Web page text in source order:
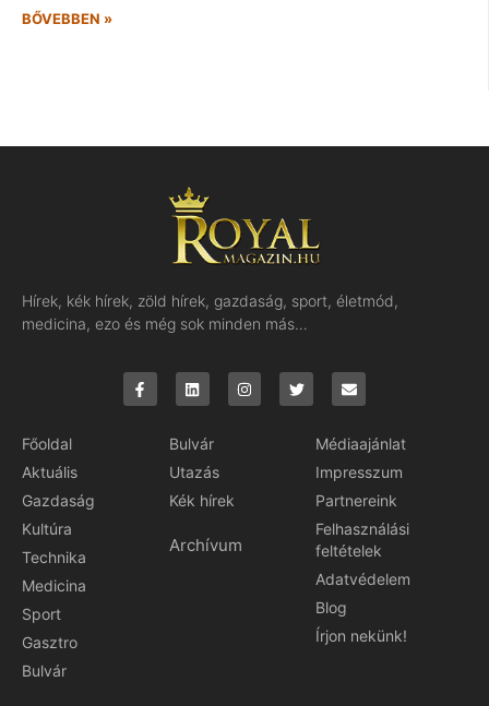
BŐVEBBEN »
Hírek, kék hírek, zöld hírek, gazdaság, sport, életmód,
medicina, ezo és még sok minden más…
Főoldal
Aktuális
Gazdaság
Kultúra
Technika
Medicina
Sport
Gasztro
Bulvár
Bulvár
Utazás
Kék hírek
Archívum
Médiaajánlat
Impresszum
Partnereink
Felhasználási
feltételek
Adatvédelem
Blog
Írjon nekünk!